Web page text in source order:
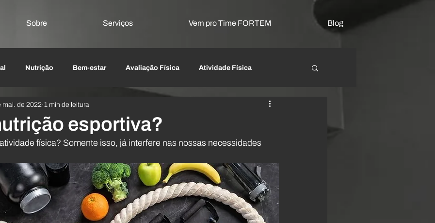
Sobre Serviços Vem pro Time FORTEM Blog
Nutrição Bem-estar Avaliação Física Atividade Física
Emagrecimento Reabilitação e Terapias Manuais Liberação Miofascial
Agulhamento seco
esportiva?
mai. de 2022 1 min de leitura
física? Somente isso, já interfere nas nossas necessidades